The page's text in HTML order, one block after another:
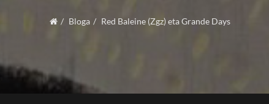
Bloga Red Baleine (Zgz) eta Grande Days